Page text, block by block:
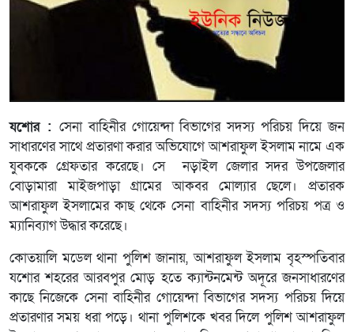
যশোর : সেনা বাহিনীর গোয়েন্দা বিভাগের সদস্য পরিচয় দিয়ে জন
সাধারণের সাথে প্রতারণা করার অভিযোগে আশরাফুল ইসলাম নামে এক
যুবককে গ্রেফতার করেছে। সে নড়াইল জেলার সদর উপজেলার
বোড়ামারা মাইজপাড়া গ্রামের আকবর মোল্যার ছেলে। প্রতারক
আশরাফুল ইসলামের কাছ থেকে সেনা বাহিনীর সদস্য পরিচয় পত্র ও
ম্যানিব্যাগ উদ্ধার করেছে।
কোতয়ালি মডেল থানা পুলিশ জানায়, আশরাফুল ইসলাম বৃহস্পতিবার
যশোর শহরের আরবপুর মোড় হতে ক্যান্টনমেন্ট অদূরে জনসাধারণের
কাছে নিজেকে সেনা বাহিনীর গোয়েন্দা বিভাগের সদস্য পরিচয় দিয়ে
প্রতারণার সময় ধরা পড়ে। থানা পুলিশকে খবর দিলে পুলিশ আশরাফুল